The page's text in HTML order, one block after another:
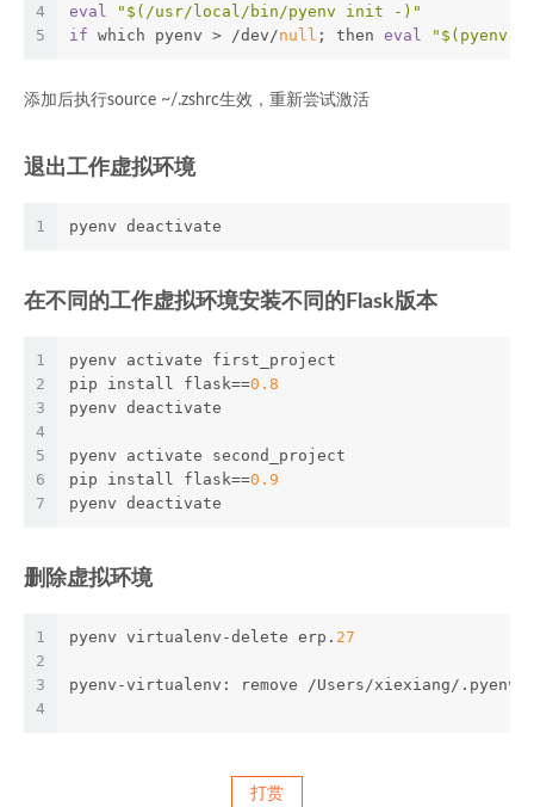
4
5
eval
"$(/usr/local/bin/pyenv init -)"
if which pyenv > /dev/null ; then eval "$(pyenv
添加后执行source ~/.zshrc生效，重新尝试激活
退出工作虚拟环境
1 pyenv deactivate
在不同的工作虚拟环境安装不同的Flask版本
1
2
3
4
5
6
7
pyenv activate first_project
pip install flask==0.8
pyenv deactivate
pyenv activate second_project
pip install flask==0.9
pyenv deactivate
删除虚拟环境
1
2
3
4
pyenv virtualenv-delete erp. 27
pyenv-virtualenv: remove /Users/xiexiang/
打赏